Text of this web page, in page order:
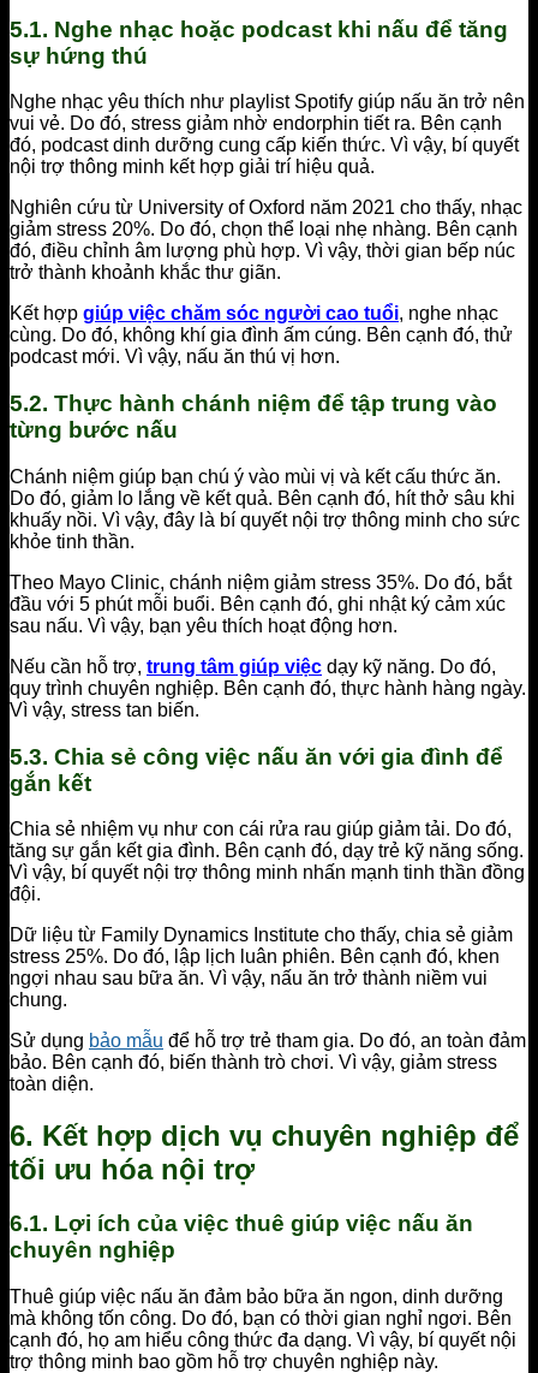
5.1. Nghe nhạc hoặc podcast khi nấu để tăng
sự hứng thú
Nghe nhạc yêu thích như playlist Spotify giúp nấu ăn trở nên
vui vẻ. Do đó, stress giảm nhờ endorphin tiết ra. Bên cạnh
đó, podcast dinh dưỡng cung cấp kiến thức. Vì vậy, bí quyết
nội trợ thông minh kết hợp giải trí hiệu quả.
Nghiên cứu từ University of Oxford năm 2021 cho thấy, nhạc
giảm stress 20%. Do đó, chọn thể loại nhẹ nhàng. Bên cạnh
đó, điều chỉnh âm lượng phù hợp. Vì vậy, thời gian bếp núc
trở thành khoảnh khắc thư giãn.
Kết hợp giúp việc chăm sóc người cao tuổi, nghe nhạc
cùng. Do đó, không khí gia đình ấm cúng. Bên cạnh đó, thử
podcast mới. Vì vậy, nấu ăn thú vị hơn.
5.2. Thực hành chánh niệm để tập trung vào
từng bước nấu
Chánh niệm giúp bạn chú ý vào mùi vị và kết cấu thức ăn.
Do đó, giảm lo lắng về kết quả. Bên cạnh đó, hít thở sâu khi
khuấy nồi. Vì vậy, đây là bí quyết nội trợ thông minh cho sức
khỏe tinh thần.
Theo Mayo Clinic, chánh niệm giảm stress 35%. Do đó, bắt
đầu với 5 phút mỗi buổi. Bên cạnh đó, ghi nhật ký cảm xúc
sau nấu. Vì vậy, bạn yêu thích hoạt động hơn.
Nếu cần hỗ trợ, trung tâm giúp việc dạy kỹ năng. Do đó,
quy trình chuyên nghiệp. Bên cạnh đó, thực hành hàng ngày.
Vì vậy, stress tan biến.
5.3. Chia sẻ công việc nấu ăn với gia đình để
gắn kết
Chia sẻ nhiệm vụ như con cái rửa rau giúp giảm tải. Do đó,
tăng sự gắn kết gia đình. Bên cạnh đó, dạy trẻ kỹ năng sống.
Vì vậy, bí quyết nội trợ thông minh nhấn mạnh tinh thần đồng
đội.
Dữ liệu từ Family Dynamics Institute cho thấy, chia sẻ giảm
stress 25%. Do đó, lập lịch luân phiên. Bên cạnh đó, khen
ngợi nhau sau bữa ăn. Vì vậy, nấu ăn trở thành niềm vui
chung.
Sử dụng bảo mẫu để hỗ trợ trẻ tham gia. Do đó, an toàn đảm
bảo. Bên cạnh đó, biến thành trò chơi. Vì vậy, giảm stress
toàn diện.
6. Kết hợp dịch vụ chuyên nghiệp để
tối ưu hóa nội trợ
6.1. Lợi ích của việc thuê giúp việc nấu ăn
chuyên nghiệp
Thuê giúp việc nấu ăn đảm bảo bữa ăn ngon, dinh dưỡng
mà không tốn công. Do đó, bạn có thời gian nghỉ ngơi. Bên
cạnh đó, họ am hiểu công thức đa dạng. Vì vậy, bí quyết nội
trợ thông minh bao gồm hỗ trợ chuyên nghiệp này.